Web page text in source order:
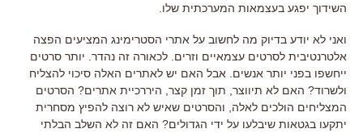
השידוך יפגע בעצמאות המערכתית שלו.
ואני לא יודע בדיוק מה לחשוב על אתרי הסטרימינג המציעים הפצה
אלטרנטיבית לסרטים עצמאיים וזרים. לכאורה זה נהדר. יותר סרטים
ייחשפו בפני יותר אנשים. אבל האם יש לאתרים האלה סיכוי להצליח
ולשרוד? האם לא תיווצר, תוך זמן קצר, היררכיית אתרים? הסרטים
המצליחים הולכים לאלה, והסרטים שאיש לא רוצה להפיץ מסחרית
יתקעו בגטאות שיבלעו על ידי הגדולים? האם זה לא השלב הבלתי